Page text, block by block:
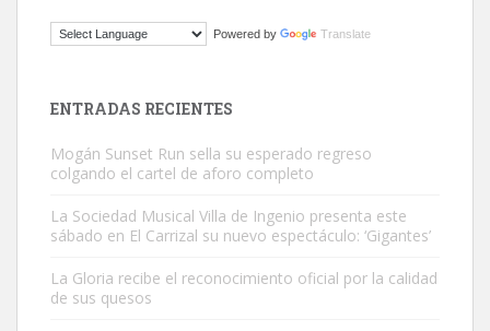
El ayuntamiento se va a llevar a Los Gatos callejeros de la zona los
Este gato macho ha aparecido en la calle hace menos de un mes,
Powered by Translate
ENTRADAS RECIENTES
Mogán Sunset Run sella su esperado regreso
colgando el cartel de aforo completo
La Sociedad Musical Villa de Ingenio presenta este
sábado en El Carrizal su nuevo espectáculo: ‘Gigantes’
La Gloria recibe el reconocimiento oficial por la calidad
de sus quesos